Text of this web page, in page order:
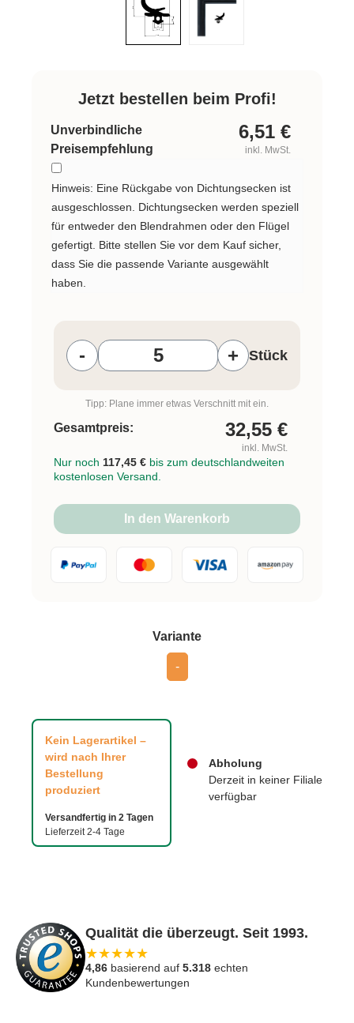
Kein Lagerartikel –
wird nach Ihrer
Bestellung
produziert
Versandfertig in 2 Tagen
Lieferzeit 2-4 Tage
Abholung
Derzeit in keiner Filiale
verfügbar
Varianteauswählen
-
Jetzt bestellen beim Profi!
Unverbindliche
Preisempfehlung
6,51 €
inkl. MwSt.
Hinweis: Eine Rückgabe von Dichtungsecken ist
ausgeschlossen. Dichtungsecken werden speziell
für entweder den Blendrahmen oder den Flügel
gefertigt. Bitte stellen Sie vor dem Kauf sicher,
dass Sie die passende Variante ausgewählt
haben.
- + Stück
Tipp: Plane immer etwas Verschnitt mit ein.
Gesamtpreis: 32,55 €
inkl. MwSt.
Nur noch 117,45 € bis zum deutschlandweiten
kostenlosen Versand.
In den Warenkorb
Qualität die überzeugt. Seit 1993.
★★★★★
4,86 basierend auf 5.318 echten
Kundenbewertungen